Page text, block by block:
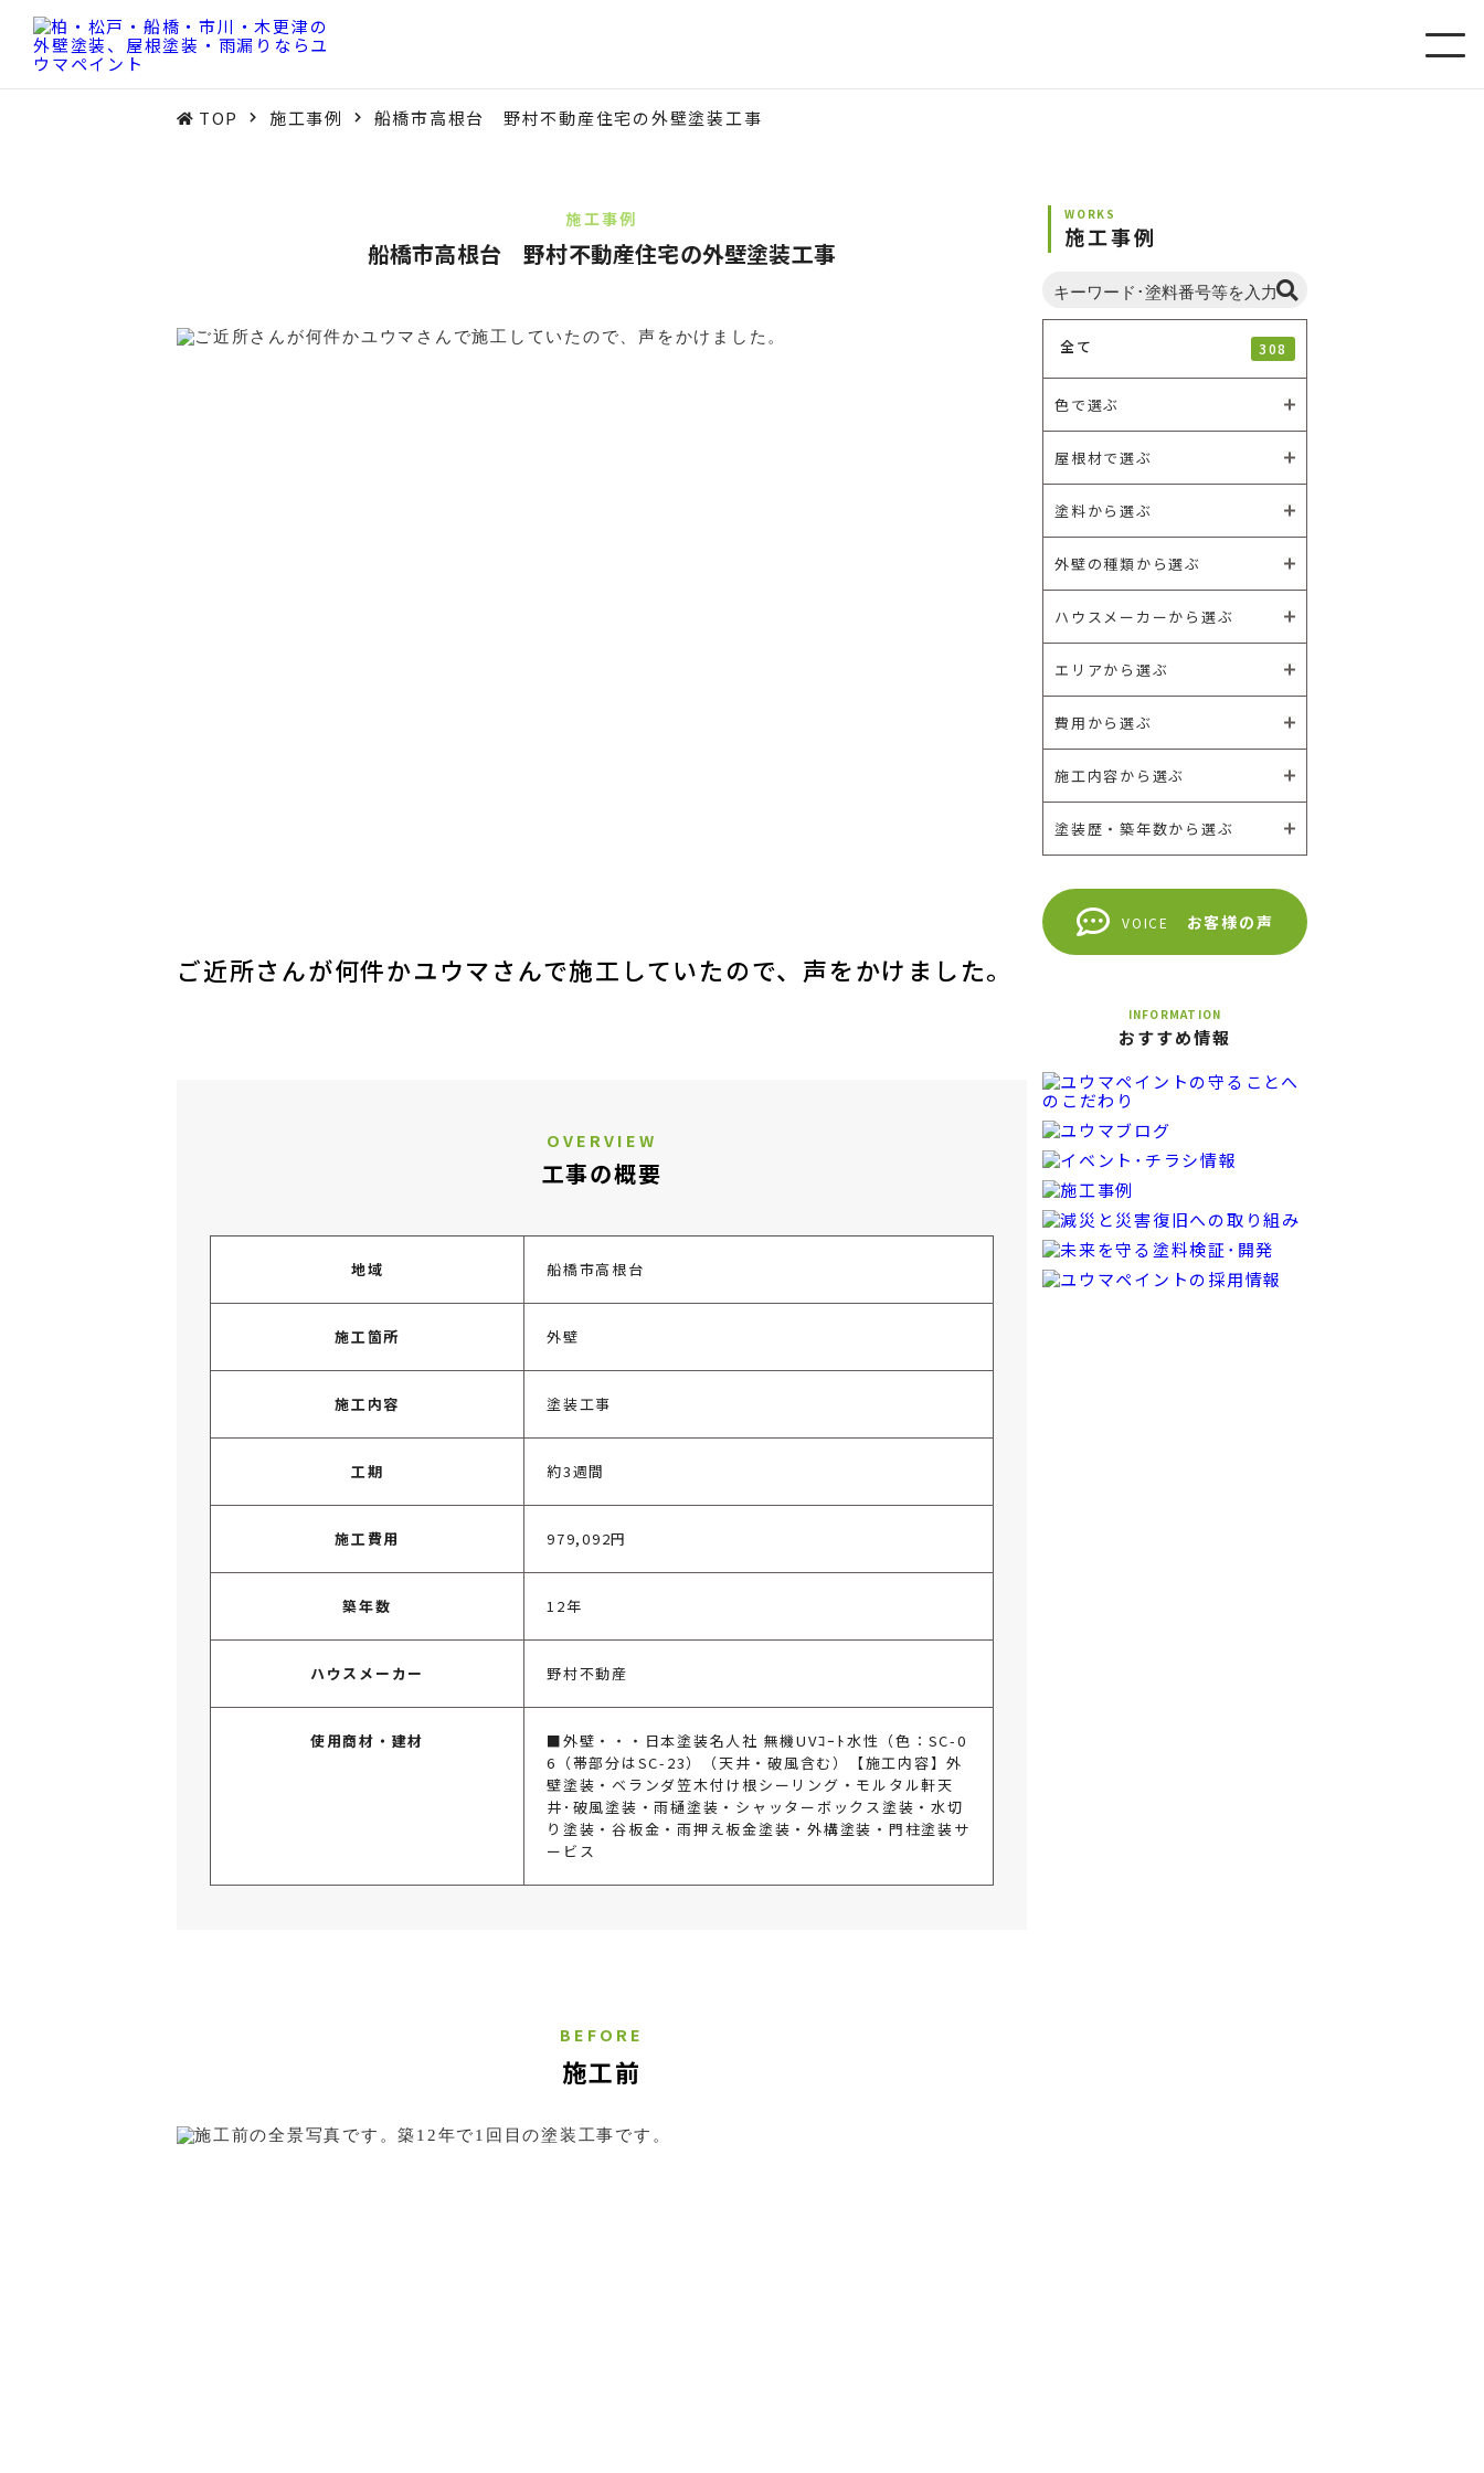
TOP 施工事例 船橋市高根台 野村不動産住宅の外壁塗装工事
施工事例
船橋市高根台 野村不動産住宅の外壁塗装工事
ご近所さんが何件かユウマさんで施工していたので、声をかけました。
OVERVIEW
工事の概要
地域 船橋市高根台
施工箇所 外壁
施工内容 塗装工事
工期 約3週間
施工費用 979,092円
築年数 12年
ハウスメーカー 野村不動産
使用商材・建材
■外壁・・・日本塗装名人社 無機UVｺｰﾄ水性（色：SC-0
6（帯部分はSC-23）（天井・破風含む）【施工内容】外
壁塗装・ベランダ笠木付け根シーリング・モルタル軒天
井･破風塗装・雨樋塗装・シャッターボックス塗装・水切
り塗装・谷板金・雨押え板金塗装・外構塗装・門柱塗装サ
ービス
BEFORE
施工前
WORKS
施工事例
全て 308
色で選ぶ
屋根材で選ぶ
塗料から選ぶ
外壁の種類から選ぶ
ハウスメーカーから選ぶ
エリアから選ぶ
費用から選ぶ
施工内容から選ぶ
塗装歴・築年数から選ぶ
VOICE お客様の声
INFORMATION
おすすめ情報